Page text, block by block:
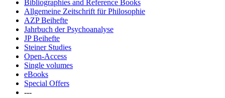
Bibliographies and Reference Books
Allgemeine Zeitschrift für Philosophie
AZP Beihefte
Jahrbuch der Psychoanalyse
JP Beihefte
Steiner Studies
Open-Access
Single volumes
eBooks
Special Offers
---